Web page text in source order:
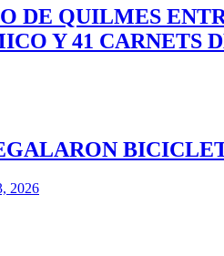
DE QUILMES
Y 41 CARNETS
2026